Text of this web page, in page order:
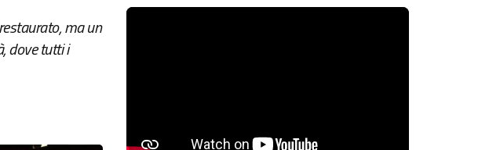
ma un
dove tutti i